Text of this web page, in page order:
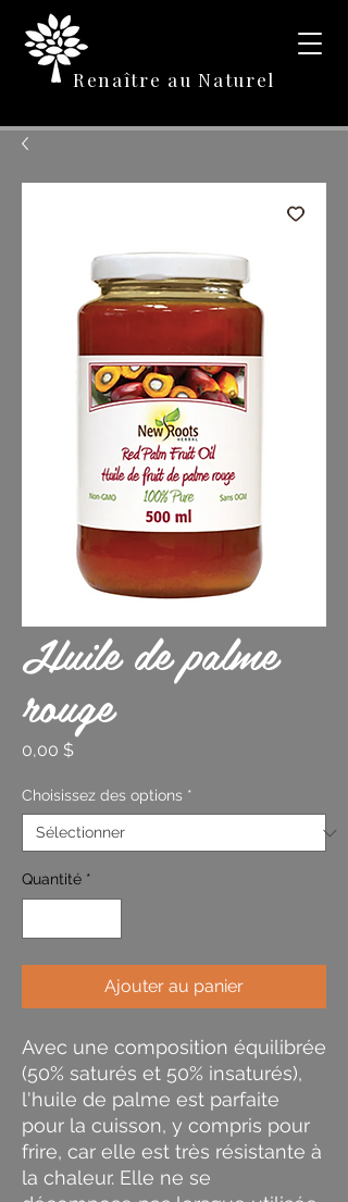
Renaître au Naturel
Huile de palme
rouge
0,00 $Prix
Choisissez des options *
Quantité *
Ajouter au panier
Avec une composition équilibrée
(50% saturés et 50% insaturés),
l'huile de palme est parfaite
pour la cuisson, y compris pour
frire, car elle est très résistante à
la chaleur. Elle ne se